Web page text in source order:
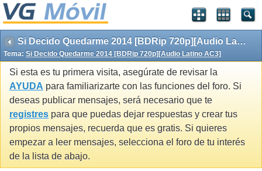
Si Decido Quedarme 2014 [BDRip 720p][Audio Latino AC3]
Tema: Si Decido Quedarme 2014 [BDRip 720p][Audio Latino AC3]
Si esta es tu primera visita, asegúrate de revisar la
AYUDA para familiarizarte con las funciones del foro. Si
deseas publicar mensajes, será necesario que te
registres para que puedas dejar respuestas y crear tus
propios mensajes, recuerda que es gratis. Si quieres
empezar a leer mensajes, selecciona el foro de tu interés
de la lista de abajo.